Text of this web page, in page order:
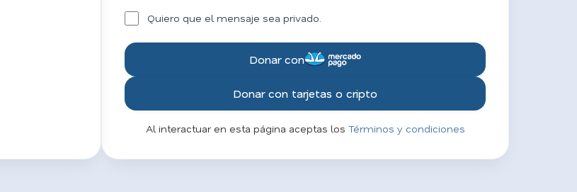
Quiero que el mensaje sea privado.
Donar con
Donar con tarjetas o cripto
Al interactuar en esta página aceptas los Términos y condiciones